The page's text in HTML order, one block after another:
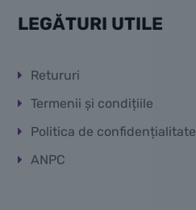
LEGĂTURI UTILE
Retururi
Termenii și condițiile
Politica de confidențialitate
ANPC